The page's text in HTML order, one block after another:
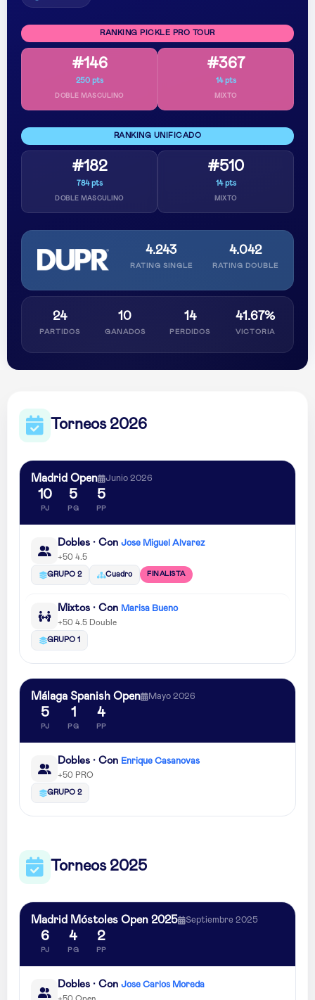
RANKING PICKLE PRO TOUR
#146
250 pts
DOBLE MASCULINO
#367
14 pts
MIXTO
RANKING UNIFICADO
#182
784 pts
DOBLE MASCULINO
#510
14 pts
MIXTO
4.243
RATING SINGLE
4.042
RATING DOUBLE
24
PARTIDOS
10
GANADOS
14
PERDIDOS
41.67%
VICTORIA
Torneos 2026
Madrid Open Junio 2026
10
PJ
5
PG
5
PP
Dobles · Con Jose Miguel Alvarez
+50 4.5
GRUPO 2 Cuadro FINALISTA
Mixtos · Con Marisa Bueno
+50 4.5 Double
GRUPO 1
Málaga Spanish Open Mayo 2026
5
PJ
1
PG
4
PP
Dobles · Con Enrique Casanovas
+50 PRO
GRUPO 2
Torneos 2025
Madrid Móstoles Open 2025 Septiembre 2025
6
PJ
4
PG
2
PP
Dobles · Con Jose Carlos Moreda